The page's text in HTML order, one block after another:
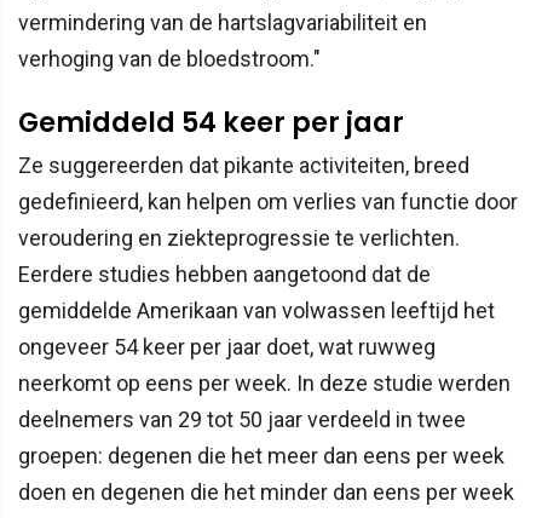
vermindering van de hartslagvariabiliteit en
verhoging van de bloedstroom."
Gemiddeld 54 keer per jaar
Ze suggereerden dat pikante activiteiten, breed
gedefinieerd, kan helpen om verlies van functie door
veroudering en ziekteprogressie te verlichten.
Eerdere studies hebben aangetoond dat de
gemiddelde Amerikaan van volwassen leeftijd het
ongeveer 54 keer per jaar doet, wat ruwweg
neerkomt op eens per week. In deze studie werden
deelnemers van 29 tot 50 jaar verdeeld in twee
groepen: degenen die het meer dan eens per week
doen en degenen die het minder dan eens per week